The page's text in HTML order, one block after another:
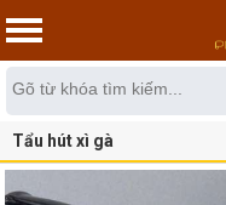
Tẩu hút xì gà